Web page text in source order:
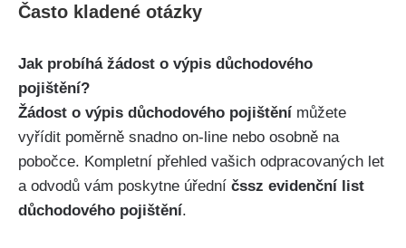
Často kladené otázky
Jak probíhá žádost o výpis důchodového
pojištění?
Žádost o výpis důchodového pojištění můžete
vyřídit poměrně snadno on-line nebo osobně na
pobočce. Kompletní přehled vašich odpracovaných let
a odvodů vám poskytne úřední čssz evidenční list
důchodového pojištění.